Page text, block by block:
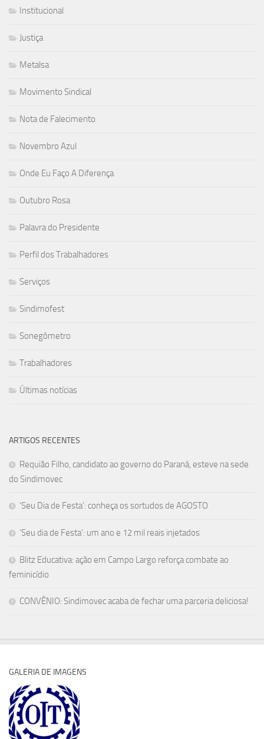
Institucional
Justiça
Metalsa
Movimento Sindical
Nota de Falecimento
Novembro Azul
Onde Eu Faço A Diferença
Outubro Rosa
Palavra do Presidente
Perfil dos Trabalhadores
Serviços
Sindimofest
Sonegômetro
Trabalhadores
Últimas notícias
ARTIGOS RECENTES
Requião Filho, candidato ao governo do Paraná, esteve na sede
do Sindimovec
‘Seu Dia de Festa’: conheça os sortudos de AGOSTO
‘Seu dia de Festa’: um ano e 12 mil reais injetados
Blitz Educativa: ação em Campo Largo reforça combate ao
feminicídio
CONVÊNIO: Sindimovec acaba de fechar uma parceria deliciosa!
GALERIA DE IMAGENS